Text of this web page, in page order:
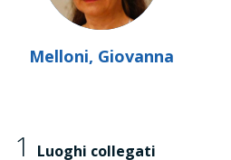
Melloni, Giovanna
1 Luoghi collegati